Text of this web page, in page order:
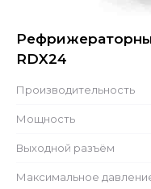
RDX24
Производительность
Мощность
Выходной разъём
Максимальное